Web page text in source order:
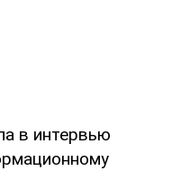
в интервью